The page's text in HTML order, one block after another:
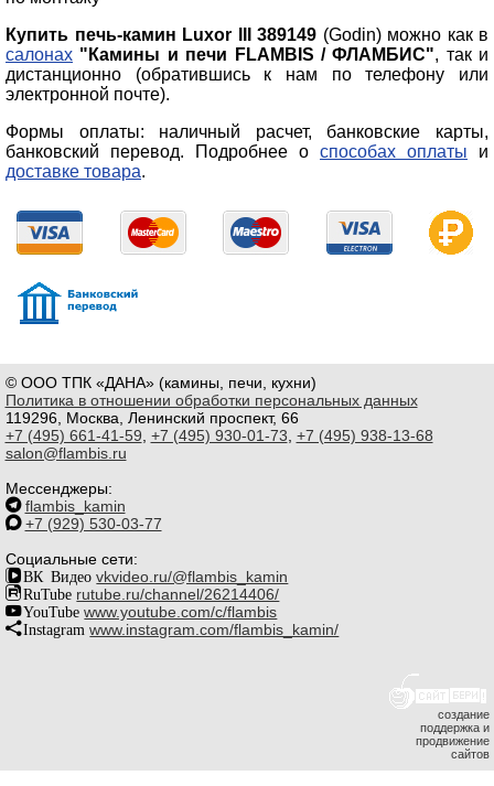
Купить печь-камин Luxor III 389149 (Godin) можно как в
салонах "Камины и печи FLAMBIS / ФЛАМБИС", так и
дистанционно (обратившись к нам по телефону или
электронной почте).
Формы оплаты: наличный расчет, банковские карты,
банковский перевод. Подробнее о способах оплаты и
доставке товара.
© ООО ТПК «ДАНА» (камины, печи, кухни)
Политика в отношении обработки персональных данных
119296, Москва, Ленинский проспект, 66
+7 (495) 661-41-59 +7 (495) 930-01-73 +7 (495) 938-13-68
salon@flambis.ru
Мессенджеры:
flambis_kamin
+7 (929) 530-03-77
Социальные сети:
ВК Видео vkvideo.ru/@flambis_kamin
RuTube rutube.ru/channel/26214406/
YouTube www.youtube.com/c/flambis
Instagram www.instagram.com/flambis_kamin/
создание
поддержка и
продвижение
сайтов